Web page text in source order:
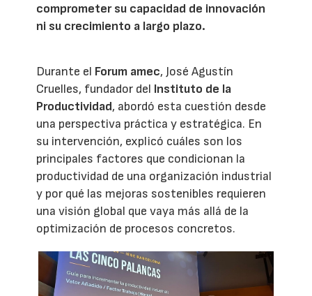
comprometer su capacidad de innovación
ni su crecimiento a largo plazo.
Durante el Forum amec, José Agustín
Cruelles, fundador del Instituto de la
Productividad, abordó esta cuestión desde
una perspectiva práctica y estratégica. En
su intervención, explicó cuáles son los
principales factores que condicionan la
productividad de una organización industrial
y por qué las mejoras sostenibles requieren
una visión global que vaya más allá de la
optimización de procesos concretos.